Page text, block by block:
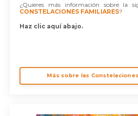
¿Quieres más información sobre la
CONSTELACIONES FAMILIARES?
Haz clic aquí abajo.
Más sobre las